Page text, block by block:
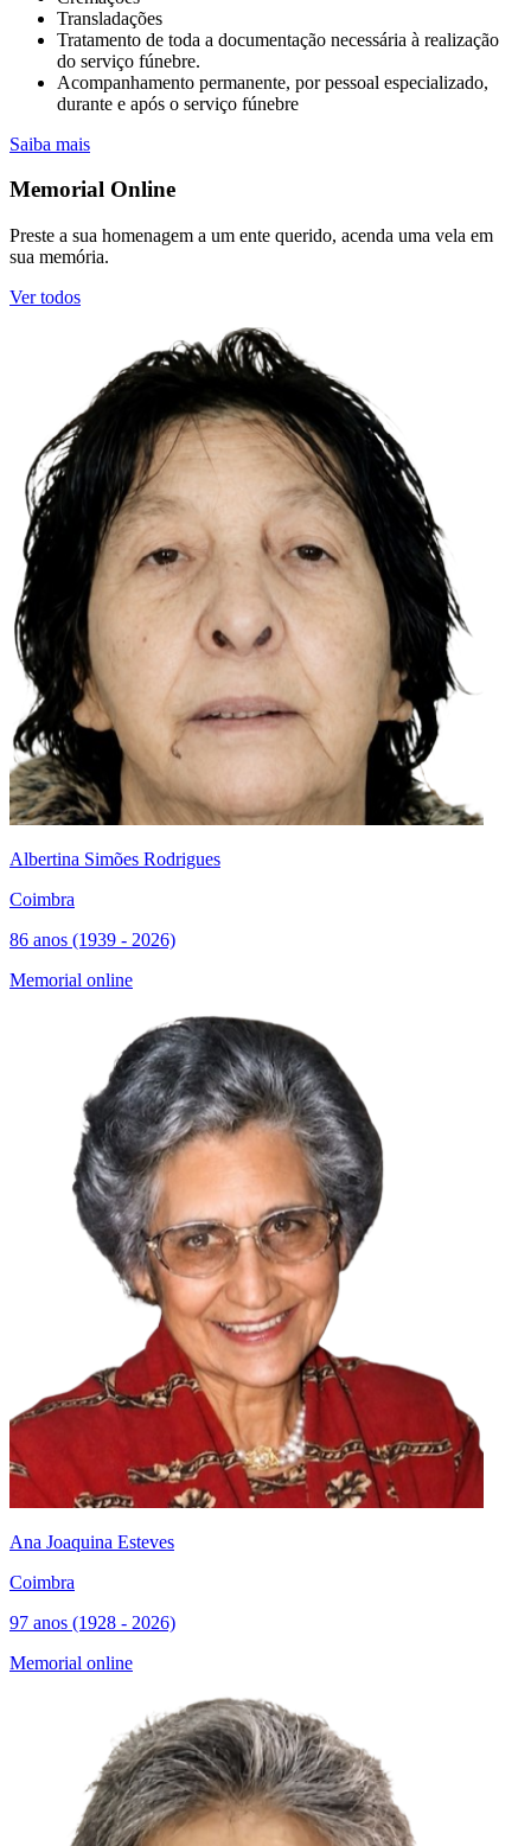
Transladações
Tratamento de toda a documentação necessária à realização
do serviço fúnebre.
Acompanhamento permanente, por pessoal especializado,
durante e após o serviço fúnebre
Saiba mais
Memorial Online
Preste a sua homenagem a um ente querido, acenda uma vela em
sua memória.
Ver todos
Albertina Simões Rodrigues
Coimbra
86 anos (1939 - 2026)
Memorial online
Ana Joaquina Esteves
Coimbra
97 anos (1928 - 2026)
Memorial online